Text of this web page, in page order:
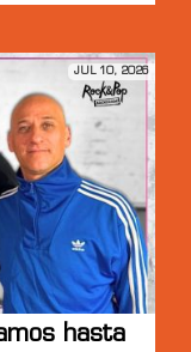
JUL 10, 2026
hasta